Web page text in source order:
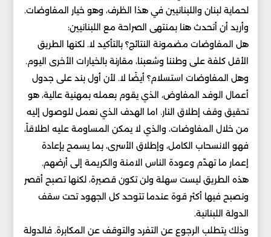
لحماية لبنان واللبنانيين في هذا الظرف، وهو خيار المفاوضات.
وأريد أن أتحدث هنا بمنتهى الصراحة مع اللبنانيين:
هل المفاوضات مضمونة النتائج؟ بالتأكيد لا. لكنها الطريق
الأقل كلفة على وطننا وشعبنا، مقارنة بالخيارات الأخرى اليوم.
وهل المفاوضات استسلام؟ أيضًا لا. لأن أول بند على جدول
أعمال الوفد المفاوض، الذي يقوم بعمله بمهنية عالية، هو
تحقيق وقف إطلاق النار. اما الهدف الذي نعمل للوصول إليه
من خلال المفاوضات، والذي لا يمكن المساومة عليه اطلاقاً،
فهو الانسحاب الكامل، وإطلاق الأسرى، بما يسمح بإعادة
إعمار ما تهدّم وعودة الناس الامنة والكريمة إلى أرضهم.
هذه الطريق ليست سهلة ولن تكون قصيرة، لكنها تصبح أقصر
ونصبح فيها أكثر قوة عندما تتوحد كل الجهود تحت سقف
الدولة اللبنانية.
وذلك يتطلب الرجوع عن التفرد والتوقف عن المكابرة. فالدولة